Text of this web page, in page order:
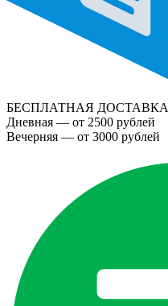
БЕСПЛАТНАЯ ДОСТАВКА
Дневная — от 2500 рублей
Вечерняя — от 3000 рублей